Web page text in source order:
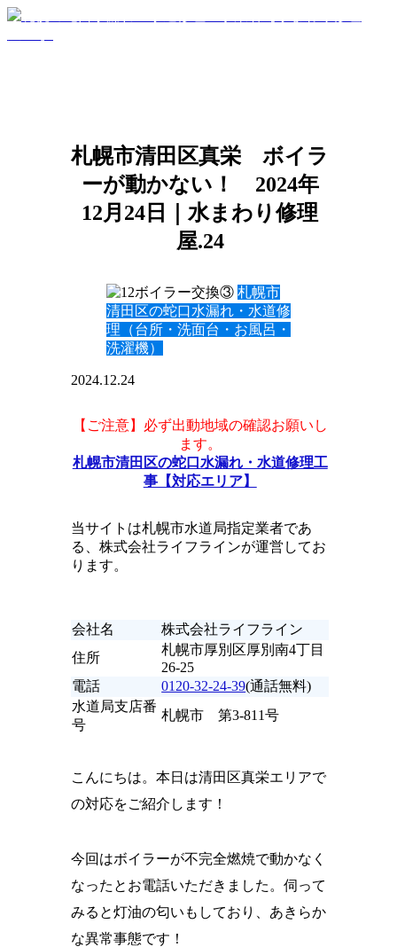
札幌市清田区真栄 ボイラ
ーが動かない！ 2024年
12月24日｜水まわり修理
屋.24
札幌市
清田区の蛇口水漏れ・水道修
理（台所・洗面台・お風呂・
洗濯機）
2024.12.24
【ご注意】必ず出動地域の確認お願いし
ます。
札幌市清田区の蛇口水漏れ・水道修理工
事【対応エリア】
当サイトは札幌市水道局指定業者であ
る、株式会社ライフラインが運営してお
ります。
会社名
株式会社ライフライン
住所
札幌市厚別区厚別南4丁目
26-25
電話
0120-32-24-39(通話無料)
水道局支店番
号
札幌市 第3-811号
こんにちは。本日は清田区真栄エリアで
の対応をご紹介します！
今回はボイラーが不完全燃焼で動かなく
なったとお電話いただきました。伺って
みると灯油の匂いもしており、あきらか
な異常事態です！